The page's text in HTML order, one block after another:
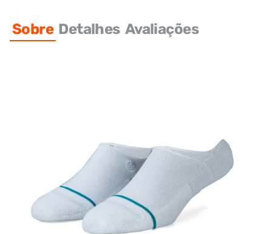
Sobre Detalhes Avaliações